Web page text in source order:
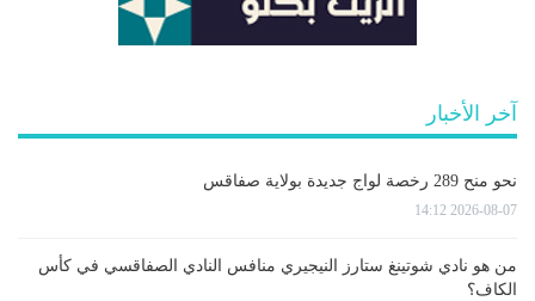
آخر الأخبار
نحو منح 289 رخصة لواج جديدة بولاية صفاقس
2026-08-07 14:12
من هو نادي شوتينغ ستارز النيجيري منافس النادي الصفاقسي في كأس
الكاف؟